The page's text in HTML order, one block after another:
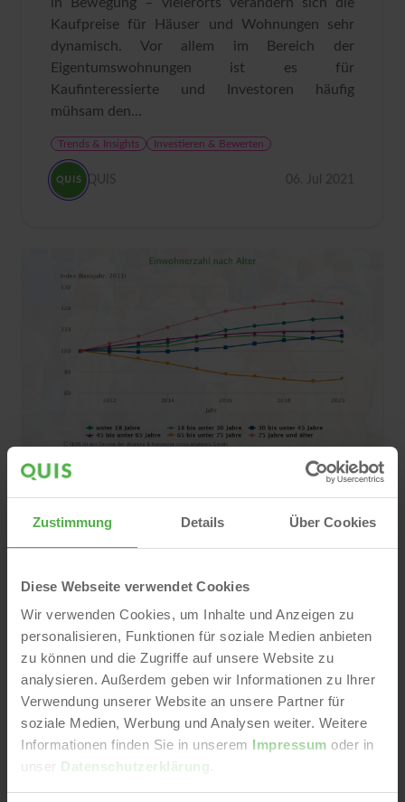
Zustimmung Details Über Cookies
Diese Webseite verwendet Cookies
Wir verwenden Cookies, um Inhalte und Anzeigen zu
personalisieren, Funktionen für soziale Medien anbieten
zu können und die Zugriffe auf unsere Website zu
analysieren. Außerdem geben wir Informationen zu Ihrer
Verwendung unserer Website an unsere Partner für
soziale Medien, Werbung und Analysen weiter. Weitere
Informationen finden Sie in unserem Impressum oder in
unser Datenschutzerklärung
Kaufpreise für Häuser und Wohnungen sehr
dynamisch. Vor allem im Bereich der
Eigentumswohnungen ist es für
Kaufinteressierte und Investoren häufig
mühsam den...
Trends & Insights Investieren & Bewerten
QUIS 06. Jul 2021
Altersstruktur der Einwohner als Basis
für effektive Marktanalysen
Die Altersstruktur der Bevölkerung in einem
Städten - eine wichtige Kennziffer für die
Analyse des Wohnungsmarktes und der
Standortentwicklung. In den verschiedenen
Altersgruppen gibt es sowohl...
Investieren & Bewerten
QUIS 19. Apr 2021